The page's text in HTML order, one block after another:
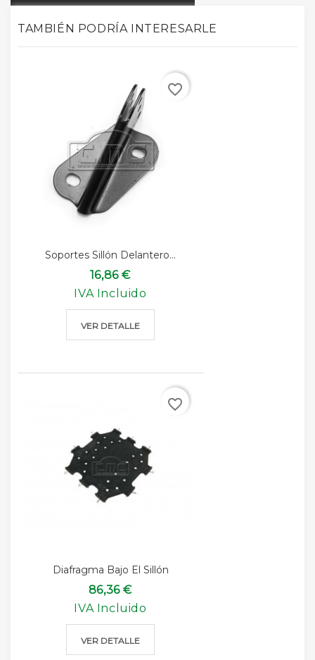
TAMBIÉN PODRÍA INTERESARLE
Soportes Sillón Delantero...
16,86 €
IVA Incluido
VER DETALLE
favorite_border
Diafragma Bajo El Sillón
86,36 €
IVA Incluido
VER DETALLE
favorite_border